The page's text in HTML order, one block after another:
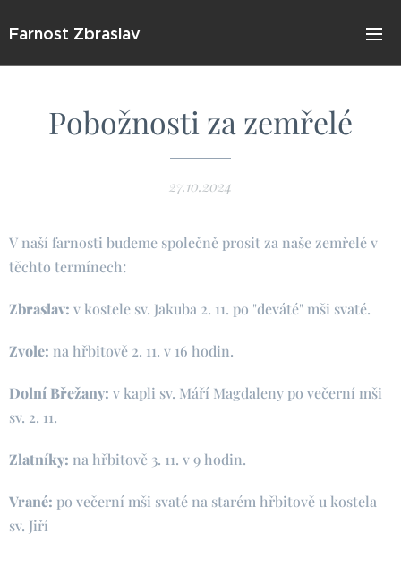
Farnost Zbraslav
Pobožnosti za zemřelé
27.10.2024
V naší farnosti budeme společně prosit za naše zemřelé v
těchto termínech:
Zbraslav: v kostele sv. Jakuba 2. 11. po "deváté" mši svaté.
Zvole: na hřbitově 2. 11. v 16 hodin.
Dolní Břežany: v kapli sv. Máří Magdaleny po večerní mši
sv. 2. 11.
Zlatníky: na hřbitově 3. 11. v 9 hodin.
Vrané: po večerní mši svaté na starém hřbitově u kostela
sv. Jiří